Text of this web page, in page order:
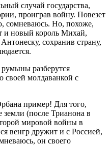
случай государства,
проиграв войну. Повезет
сомневаюсь. Но, похоже,
и новый король Михай,
сохранив страну,
разберутся
своей молдаванкой с
пример! Для того,
земли (после Трианона в
мировой войны в
венгр дружит и с Россией,
он своего